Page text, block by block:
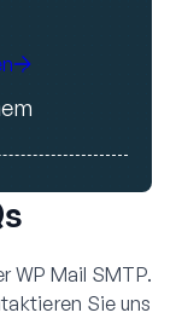
WP Mail SMTP.
Sie uns